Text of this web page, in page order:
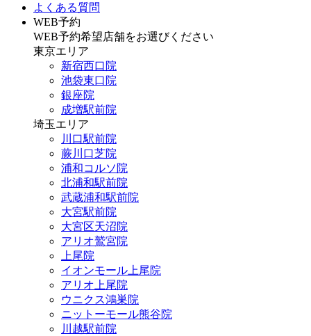
よくある質問
WEB予約
WEB予約希望店舗をお選びください
東京エリア
新宿西口院
池袋東口院
銀座院
成増駅前院
埼玉エリア
川口駅前院
蕨川口芝院
浦和コルソ院
北浦和駅前院
武蔵浦和駅前院
大宮駅前院
大宮区天沼院
アリオ鷲宮院
上尾院
イオンモール上尾院
アリオ上尾院
ウニクス鴻巣院
ニットーモール熊谷院
川越駅前院